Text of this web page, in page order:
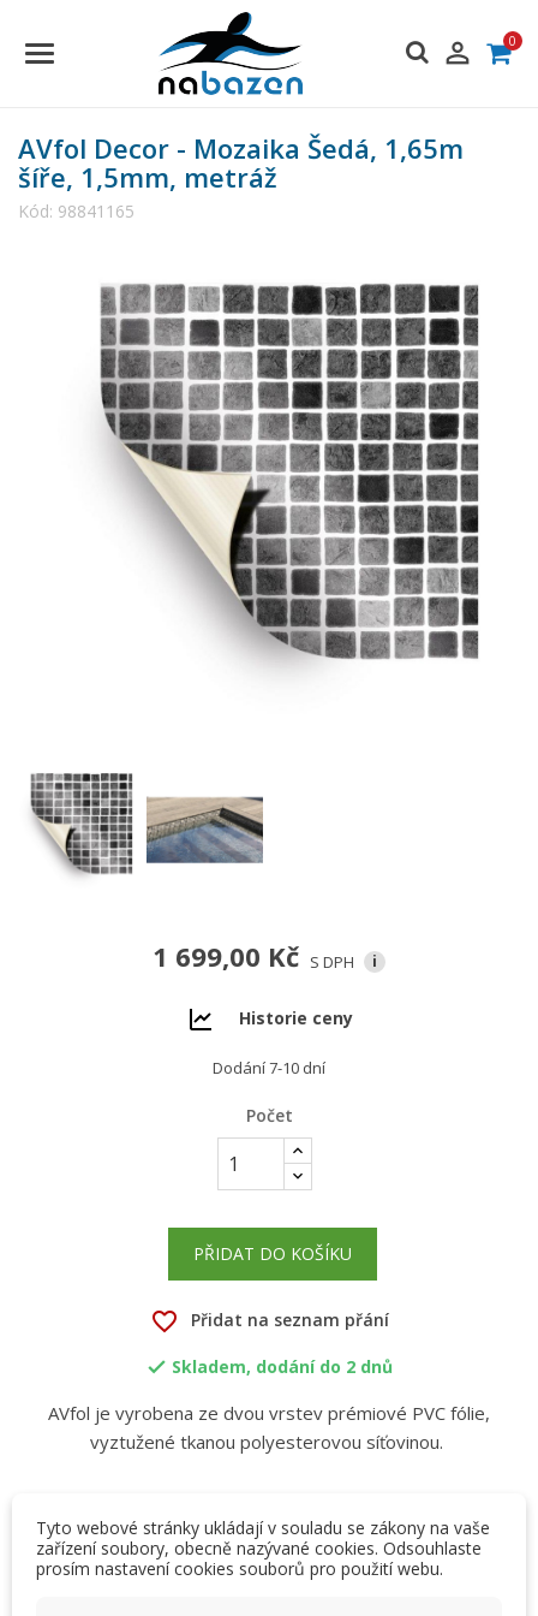
 0
AVfol Decor - Mozaika Šedá, 1,65m
šíře, 1,5mm, metráž
Kód: 98841165
1 699,00 Kč S DPH i
Historie ceny
Dodání 7-10 dní
Počet
PŘIDAT DO KOŠÍKU
favorite_border Přidat na seznam přání
 Skladem, dodání do 2 dnů
AVfol je vyrobena ze dvou vrstev prémiové PVC fólie,
vyztužené tkanou polyesterovou síťovinou.
Popis Detaily produktu Přílohy
Tyto webové stránky ukládají v souladu se zákony na vaše
zařízení soubory, obecně nazývané cookies. Odsouhlaste
prosím nastavení cookies souborů pro použití webu.